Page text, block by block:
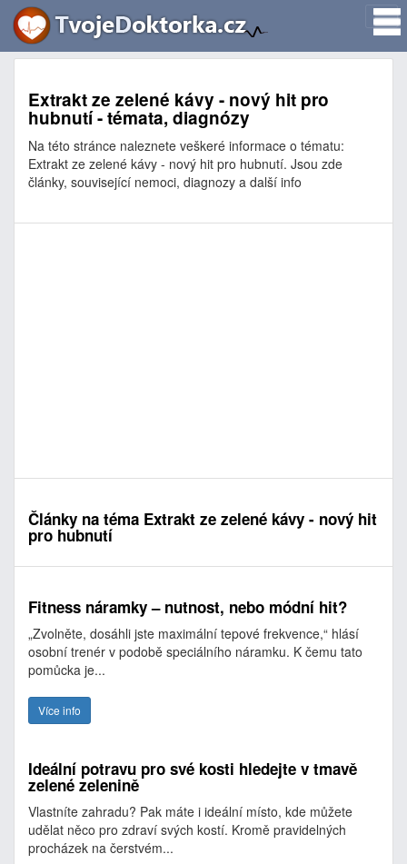
Extrakt ze zelené kávy - nový hit pro
hubnutí - témata, diagnózy
Na této stránce naleznete veškeré informace o tématu:
Extrakt ze zelené kávy - nový hit pro hubnutí. Jsou zde
články, související nemoci, diagnozy a další info
Články na téma Extrakt ze zelené kávy - nový hit
pro hubnutí
Fitness náramky – nutnost, nebo módní hit?
„Zvolněte, dosáhli jste maximální tepové frekvence,“ hlásí
osobní trenér v podobě speciálního náramku. K čemu tato
pomůcka je...
Více info
Ideální potravu pro své kosti hledejte v tmavě
zelené zelenině
Vlastníte zahradu? Pak máte i ideální místo, kde můžete
udělat něco pro zdraví svých kostí. Kromě pravidelných
procházek na čerstvém...